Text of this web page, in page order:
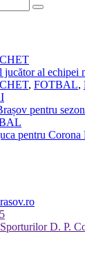
al echipei
, FOTBAL,
pentru
pentru Corona
D. P.